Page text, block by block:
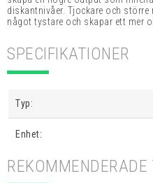
diskantnivåer. Tjockare och
något tystare och skapar ett mer
SPECIFIKATIONER
Typ:
Enhet:
REKOMMENDERADE